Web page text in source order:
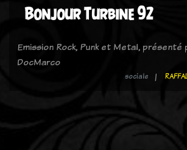
Bonjour Turbine 92
Emission Rock, Punk et Metal, présenté
DocMarco
sociale